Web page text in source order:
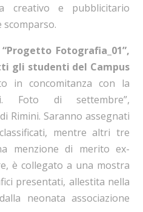
creativo e pubblicitario
Fotografia_01”,
gli studenti del Campus
in concomitanza con la
Foto di settembre”,
Rimini. Saranno assegnati
mentre altri tre
menzione di merito ex-
è collegato a una mostra
presentati, allestita nella
neonata associazione